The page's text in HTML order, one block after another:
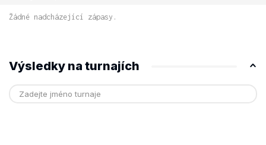
Žádné nadcházející zápasy.
Výsledky na turnajích